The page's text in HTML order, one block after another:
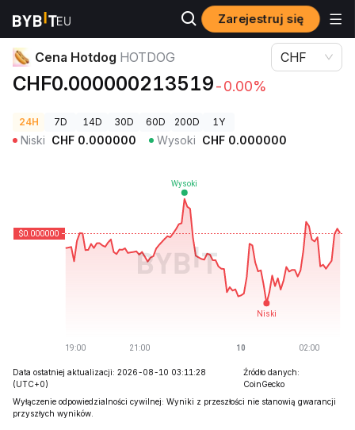
Zarejestruj się
Ceny kryptowalut Cena Hotdog HOTDOG
Cena Hotdog HOTDOG
CHF0.000000213519-0.00%
CHF
24H 7D 14D 30D 60D 200D 1Y
Niski CHF 0.000000 Wysoki CHF 0.000000
Data ostatniej aktualizacji: 2026-08-10 03:11:28
(UTC+0)
Źródło danych:
CoinGecko
Wyłączenie odpowiedzialności cywilnej: Wyniki z przeszłości nie stanowią gwarancji
przyszłych wyników.